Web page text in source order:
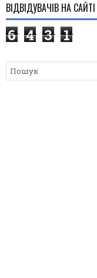
ВІДВІДУВАЧІВ НА САЙТІ
6 4 3 1